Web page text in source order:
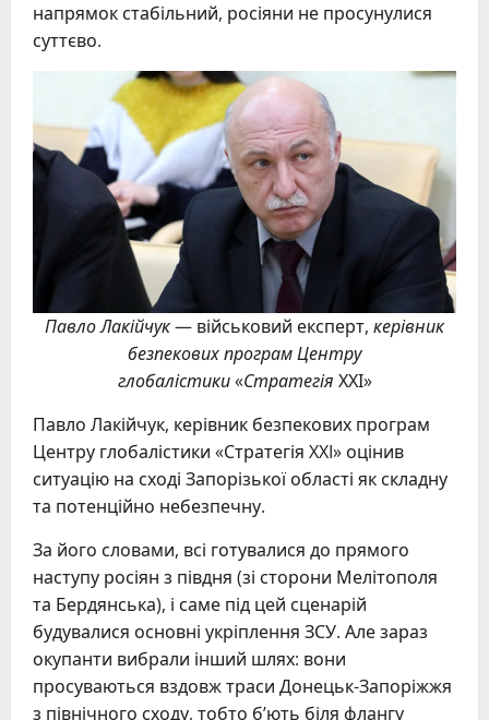
напрямок стабільний, росіяни не просунулися
суттєво.
Павло Лакійчук— військовий експерт, керівник
безпекових програм Центру
глобалістики«Стратегія ХХІ»
Павло Лакійчук, керівник безпекових програм
Центру глобалістики «Стратегія XXI» оцінив
ситуацію на сході Запорізької області як складну
та потенційно небезпечну.
За його словами, всі готувалися до прямого
наступу росіян з півдня (зі сторони Мелітополя
та Бердянська), і саме під цей сценарій
будувалися основні укріплення ЗСУ. Але зараз
окупанти вибрали інший шлях: вони
просуваються вздовж траси Донецьк-Запоріжжя
з північного сходу, тобто б’ють біля флангу